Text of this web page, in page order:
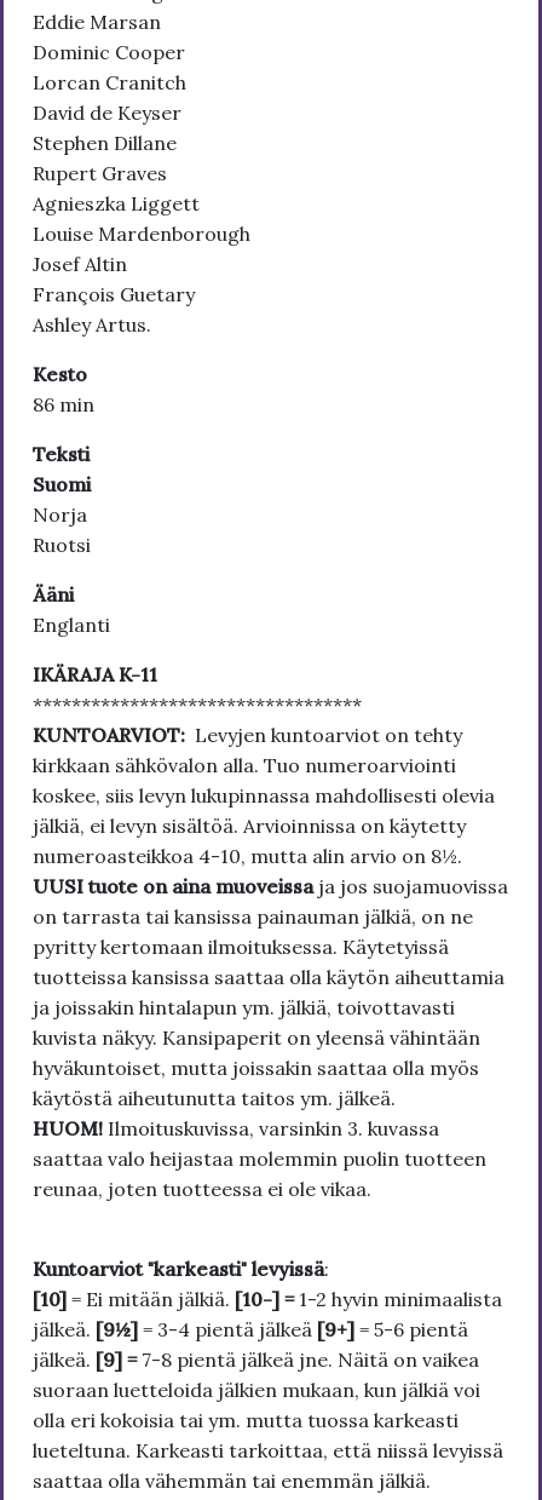
Eddie Marsan
Dominic Cooper
Lorcan Cranitch
David de Keyser
Stephen Dillane
Rupert Graves
Agnieszka Liggett
Louise Mardenborough
Josef Altin
François Guetary
Ashley Artus.
Kesto
86 min
Teksti
Suomi
Norja
Ruotsi
Ääni
Englanti
IKÄRAJA K-11
**********************************
KUNTOARVIOT: Levyjen kuntoarviot on tehty
kirkkaan sähkövalon alla. Tuo numeroarviointi
koskee, siis levyn lukupinnassa mahdollisesti olevia
jälkiä, ei levyn sisältöä. Arvioinnissa on käytetty
numeroasteikkoa 4-10, mutta alin arvio on 8½.
UUSI tuote on aina muoveissa ja jos suojamuovissa
on tarrasta tai kansissa painauman jälkiä, on ne
pyritty kertomaan ilmoituksessa. Käytetyissä
tuotteissa kansissa saattaa olla käytön aiheuttamia
ja joissakin hintalapun ym. jälkiä, toivottavasti
kuvista näkyy. Kansipaperit on yleensä vähintään
hyväkuntoiset, mutta joissakin saattaa olla myös
käytöstä aiheutunutta taitos ym. jälkeä.
HUOM! Ilmoituskuvissa, varsinkin 3. kuvassa
saattaa valo heijastaa molemmin puolin tuotteen
reunaa, joten tuotteessa ei ole vikaa.
Kuntoarviot "karkeasti" levyissä:
[10] = Ei mitään jälkiä. [10-] = 1-2 hyvin minimaalista
jälkeä. [9½] = 3-4 pientä jälkeä [9+] = 5-6 pientä
jälkeä. [9] = 7-8 pientä jälkeä jne. Näitä on vaikea
suoraan luetteloida jälkien mukaan, kun jälkiä voi
olla eri kokoisia tai ym. mutta tuossa karkeasti
lueteltuna. Karkeasti tarkoittaa, että niissä levyissä
saattaa olla vähemmän tai enemmän jälkiä.